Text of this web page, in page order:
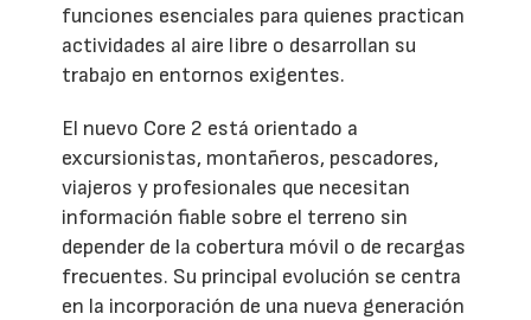
funciones esenciales para quienes practican
actividades al aire libre o desarrollan su
trabajo en entornos exigentes.
El nuevo Core 2 está orientado a
excursionistas, montañeros, pescadores,
viajeros y profesionales que necesitan
información fiable sobre el terreno sin
depender de la cobertura móvil o de recargas
frecuentes. Su principal evolución se centra
en la incorporación de una nueva generación